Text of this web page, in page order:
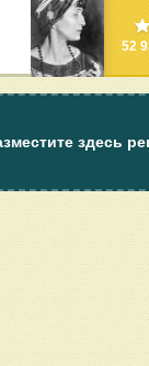
52
здесь